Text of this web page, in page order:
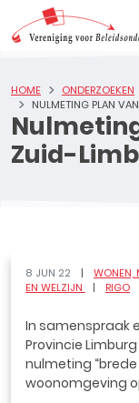
Zuid-
HOME
ONDERZOEKEN
NULMETING PLAN
8 JUN 22 WONEN,
EN WELZIJN
RIGO
In samenspraak
Provincie
nulmeting
woonomgeving